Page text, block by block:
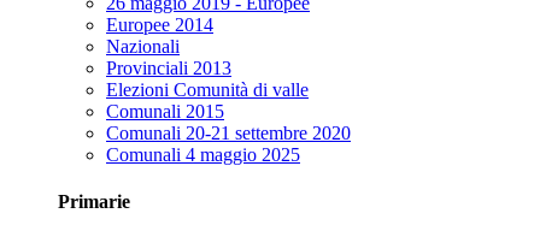
Europee 2014
Nazionali
Provinciali 2013
Elezioni Comunità di valle
Comunali 2015
Comunali 20-21 settembre 2020
Comunali 4 maggio 2025
Primarie